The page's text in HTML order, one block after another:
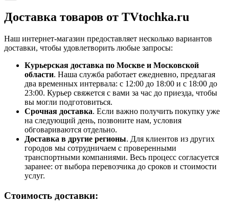
Доставка товаров от TVtochka.ru
Наш интернет-магазин предоставляет несколько вариантов
доставки, чтобы удовлетворить любые запросы:
Курьерская доставка по Москве и Московской
области. Наша служба работает ежедневно, предлагая
два временных интервала: с 12:00 до 18:00 и с 18:00 до
23:00. Курьер свяжется с вами за час до приезда, чтобы
вы могли подготовиться.
Срочная доставка. Если важно получить покупку уже
на следующий день, позвоните нам, условия
обговариваются отдельно.
Доставка в другие регионы. Для клиентов из других
городов мы сотрудничаем с проверенными
транспортными компаниями. Весь процесс согласуется
заранее: от выбора перевозчика до сроков и стоимости
услуг.
Стоимость доставки: